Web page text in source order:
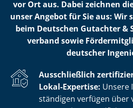
vor Ort aus. Dabei zeichnen
unser Angebot für Sie aus: Wir
beim Deutschen Gutachter &
ver­band sowie
deutscher
Ausschließlich
Lokal-Expertise: Unsere
stän­di­gen verfügen über